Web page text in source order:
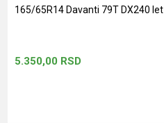
165/65R14 Davanti 79T DX240 let
5.350,00 RSD